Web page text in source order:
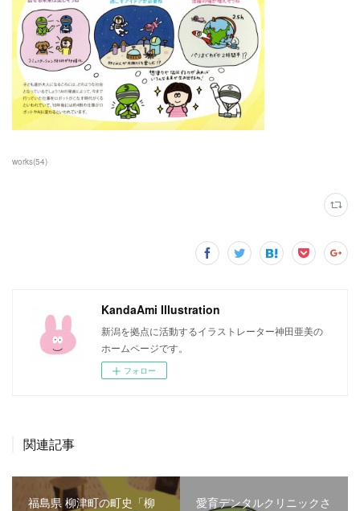
works(54)
KandaAmi Illustration
新潟を拠点に活動するイラストレーター神田亜美の
ホームページです。
フォロー
関連記事
福島県 柳津町の町史「柳
愛育デンタルクリニックさ